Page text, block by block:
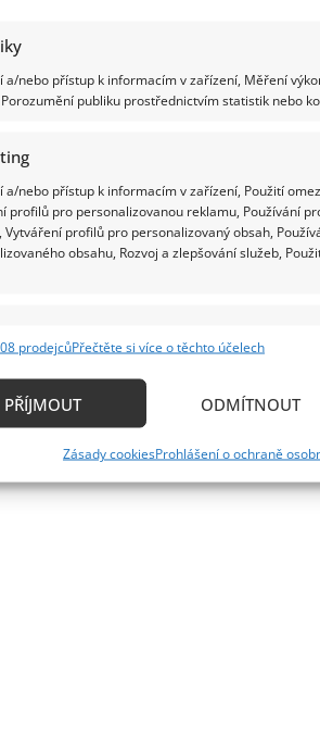
a/nebo přístup k informacím v zařízení, Měření
publiku prostřednictvím statistik nebo
a/nebo přístup k informacím v zařízení, Použití
profilů pro personalizovanou reklamu, Používání
Vytváření profilů pro personalizovaný obsah,
obsahu, Rozvoj a zlepšování služeb,
zařízení na základě automaticky přenášených
aktivně požadovaných informací.
prodejcůPřečtěte si více o těchto účelech
PŘÍJMOUT ODMÍTNOUT
Zásady cookiesProhlášení o ochraně